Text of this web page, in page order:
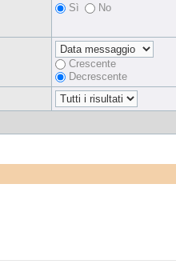
Sì No
Crescente
Decrescente